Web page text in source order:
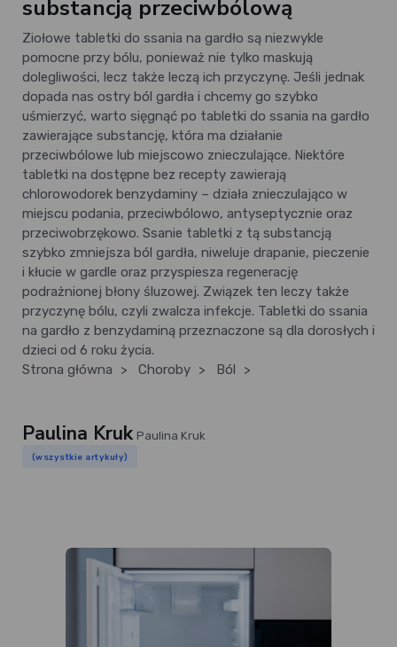
substancją przeciwbólową
Ziołowe tabletki do ssania na gardło są niezwykle
pomocne przy bólu, ponieważ nie tylko maskują
dolegliwości, lecz także leczą ich przyczynę. Jeśli jednak
dopada nas ostry ból gardła i chcemy go szybko
uśmierzyć, warto sięgnąć po tabletki do ssania na gardło
zawierające substancję, która ma działanie
przeciwbólowe lub miejscowo znieczulające. Niektóre
tabletki na dostępne bez recepty zawierają
chlorowodorek benzydaminy – działa znieczulająco w
miejscu podania, przeciwbólowo, antyseptycznie oraz
przeciwobrzękowo. Ssanie tabletki z tą substancją
szybko zmniejsza ból gardła, niweluje drapanie, pieczenie
i kłucie w gardle oraz przyspiesza regenerację
podrażnionej błony śluzowej. Związek ten leczy także
przyczynę bólu, czyli zwalcza infekcje. Tabletki do ssania
na gardło z benzydaminą przeznaczone są dla dorosłych i
dzieci od 6 roku życia.
Strona główna
> Choroby > Ból >
Paulina Kruk Paulina Kruk
(wszystkie artykuły)